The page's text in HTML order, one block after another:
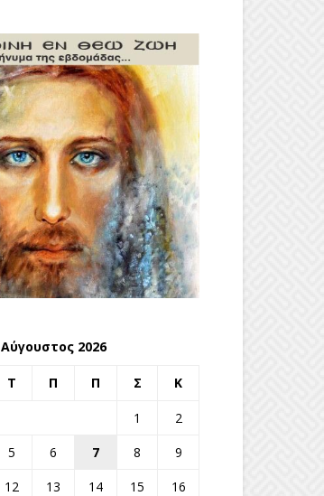
Αύγουστος 2026
Τ Π Π Σ Κ
1
2
5 6 7 8
9
12 13 14 15
16